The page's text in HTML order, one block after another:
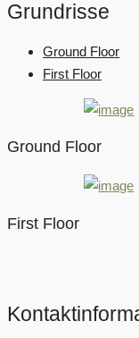
Grundrisse
Ground Floor
First Floor
Ground Floor
First Floor